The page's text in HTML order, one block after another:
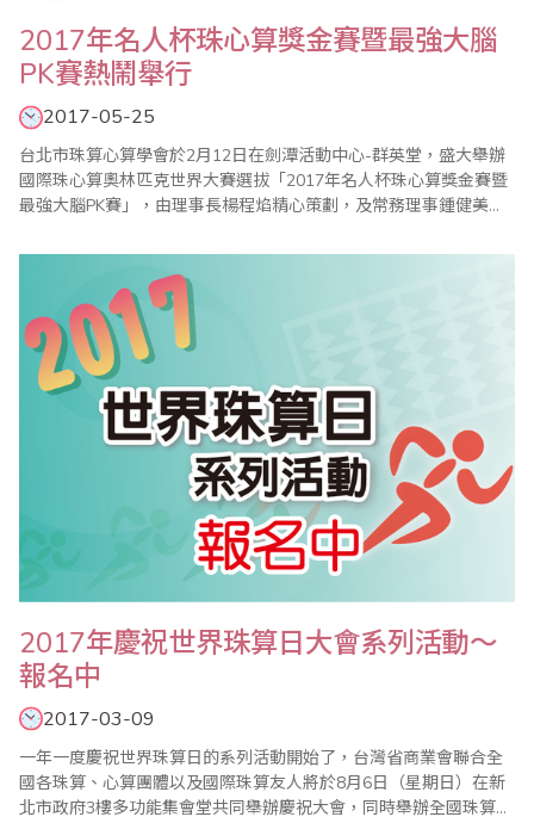
2017年名人杯珠心算獎金賽暨最強大腦
PK賽熱鬧舉行
2017-05-25
台北市珠算心算學會於2月12日在劍潭活動中心-群英堂，盛大舉辦
國際珠心算奧林匹克世界大賽選拔「2017年名人杯珠心算獎金賽暨
最強大腦PK賽」，由理事長楊程焰精心策劃，及常務理事鍾健美和
裁判長陳彥光老師主持下，加上眾多老師的協助與配合，使得比賽
圓滿成功。本屆比賽開創閃算PK表演賽，凡參加珠算比賽的孩童，
人人皆有機會參與角逐，並取各組前二名至台..
2017年慶祝世界珠算日大會系列活動～
報名中
2017-03-09
一年一度慶祝世界珠算日的系列活動開始了，台灣省商業會聯合全
國各珠算、心算團體以及國際珠算友人將於8月6日（星期日）在新
北市政府3樓多功能集會堂共同舉辦慶祝大會，同時舉辦全國珠算比